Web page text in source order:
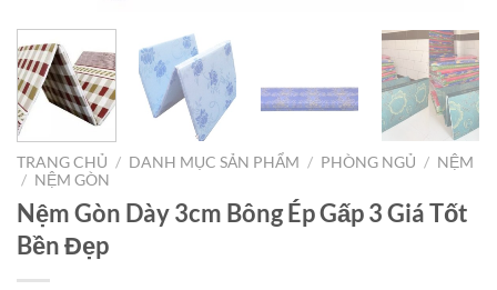
TRANG CHỦ / DANH MỤC SẢN PHẨM / PHÒNG NGỦ / NỆM
/ NỆM GÒN
Nệm Gòn Dày 3cm Bông Ép Gấp 3 Giá Tốt
Bền Đẹp